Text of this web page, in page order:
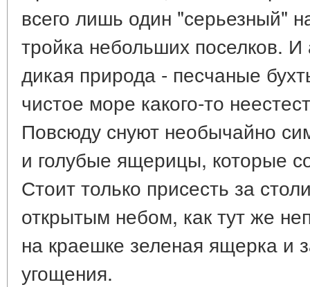
всего лишь один "серьезный"
тройка небольших поселков. И
дикая природа - песчаные
чистое море какого-то
Повсюду снуют необычайно
и голубые ящерицы, которые
Стоит только присесть за
открытым небом, как тут же
на краешке зеленая ящерка и
угощения.